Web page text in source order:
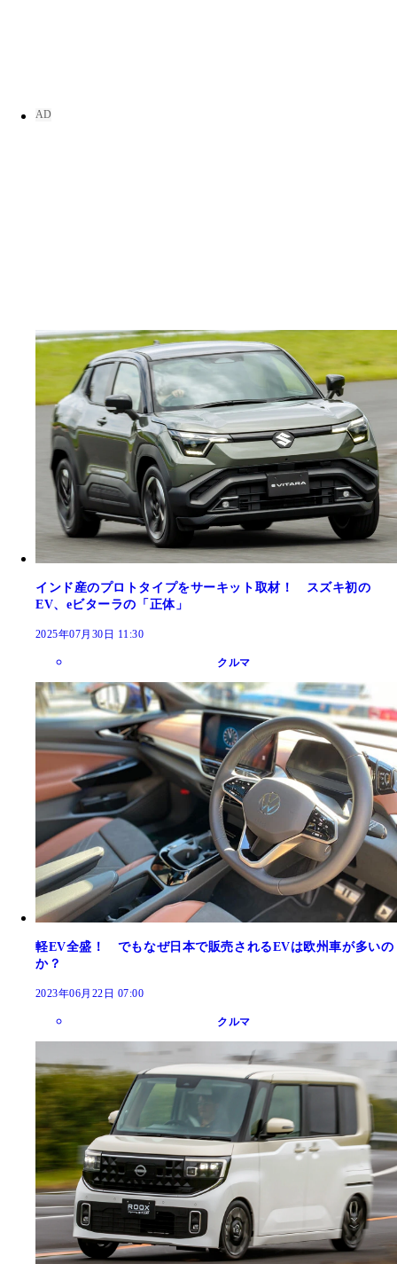
インド産のプロトタイプをサーキット取材！ スズキ初の
EV、eビターラの「正体」
2025年07月30日 11:30
クルマ
軽EV全盛！ でもなぜ日本で販売されるEVは欧州車が多いの
か？
2023年06月22日 07:00
クルマ